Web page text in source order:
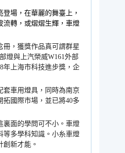
場，在華麗的舞臺上，
流轉，或熠熠生輝，車燈
冊，獲獎作品真可謂群星
燈與上汽榮威W161外部
年上海市科技進步獎，企
套車用燈具，同時為南京
拓國際市場，並已將40多
裏面的學問可不小。車燈
等多學科知識。小糸車燈
新才能。